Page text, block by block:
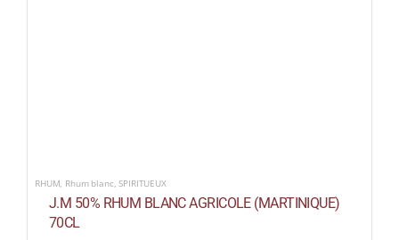
RHUM, Rhum blanc,SPIRITUEUX
J.M 50% RHUM BLANC AGRICOLE (MARTINIQUE)
70CL